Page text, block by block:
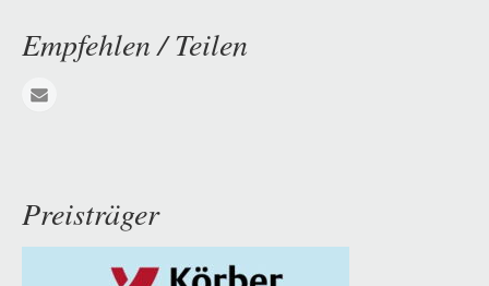
Empfehlen / Teilen
Preisträger